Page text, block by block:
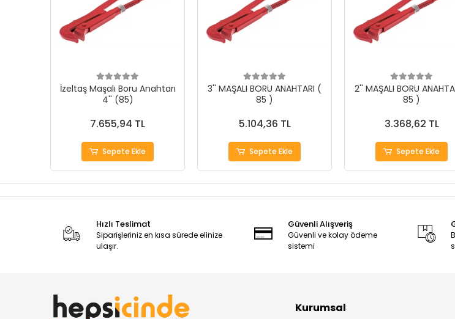
İzeltaş Maşalı Boru Anahtarı
4'' (85)
7.655,94 TL
Sepete Ekle
3'' MAŞALI BORU ANAHTARI (
85 )
5.104,36 TL
Sepete Ekle
2'' MAŞALI BORU
85 )
3.368,62 TL
Sepete Ekle
Hızlı Teslimat
Siparişleriniz en kısa sürede elinize
ulaşır.
Güvenli Alışveriş
Güvenli ve kolay ödeme
sistemi
Kurumsal